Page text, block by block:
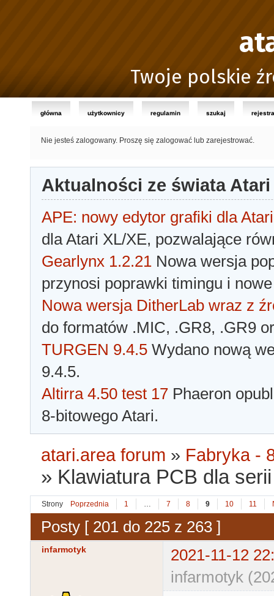
Twoje polskie
główna użytkownicy regulamin szukaj
Nie jesteś zalogowany. Proszę się zalogować lub zarejestrować.
Aktualności ze świata Atari
APE: nowy edytor grafiki dla Atari
dla Atari XL/XE, pozwalające
Gearlynx 1.2.21 Nowa wersja
przynosi poprawki timingu i
Nowa wersja DitherLab wraz z
do formatów .MIC, .GR8, .GR9
TURGEN 9.4.5 Wydano nową
9.4.5.
Altirra 4.50 test 17 Phaeron
8-bitowego Atari.
atari.area forum » Fabryka -
» Klawiatura PCB dla
Strony Poprzednia 1 … 7 8 9 10 11
Posty [ 201 do 225 z 263 ]
infarmotyk
2021-11-12
infarmotyk